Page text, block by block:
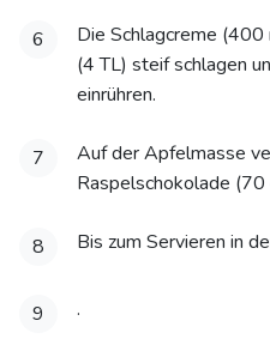
6
Die Schlagcreme
(4 TL) steif schlagen
einrühren.
7
Auf der Apfelmasse
Raspelschokolade
8 Bis zum Servieren in
9 .